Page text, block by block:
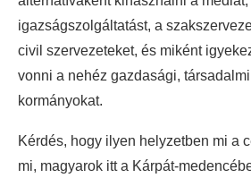
igazságszolgáltatást, a
civil szervezeteket, és miként
vonni a nehéz gazdasági,
kormányokat.
Kérdés, hogy ilyen helyzetben mi a
mi, magyarok itt a Kárpát-